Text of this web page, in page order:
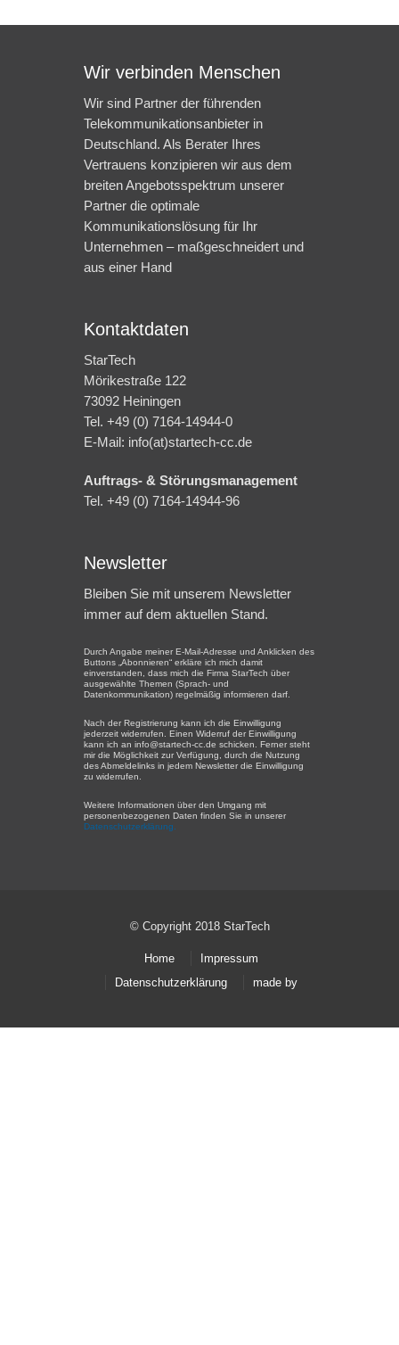
Wir verbinden Menschen
Wir sind Partner der führenden
Telekommunikationsanbieter in
Deutschland. Als Berater Ihres
Vertrauens konzipieren wir aus dem
breiten Angebotsspektrum unserer
Partner die optimale
Kommunikationslösung für Ihr
Unternehmen – maßgeschneidert und
aus einer Hand
Kontaktdaten
StarTech
Mörikestraße 122
73092 Heiningen
Tel. +49 (0) 7164-14944-0
E-Mail: info(at)startech-cc.de
Auftrags- & Störungsmanagement
Tel. +49 (0) 7164-14944-96
Newsletter
Bleiben Sie mit unserem Newsletter
immer auf dem aktuellen Stand.
Durch Angabe meiner E-Mail-Adresse und Anklicken des
Buttons „Abonnieren“ erkläre ich mich damit
einverstanden, dass mich die Firma StarTech über
ausgewählte Themen (Sprach- und
Datenkommunikation) regelmäßig informieren darf.
Nach der Registrierung kann ich die Einwilligung
jederzeit widerrufen. Einen Widerruf der Einwilligung
kann ich an info@startech-cc.de schicken. Ferner steht
mir die Möglichkeit zur Verfügung, durch die Nutzung
des Abmeldelinks in jedem Newsletter die Einwilligung
zu widerrufen.
Weitere Informationen über den Umgang mit
personenbezogenen Daten finden Sie in unserer
Datenschutzerklärung.
© Copyright 2018 StarTech
Home
Impressum
Datenschutzerklärung
made by